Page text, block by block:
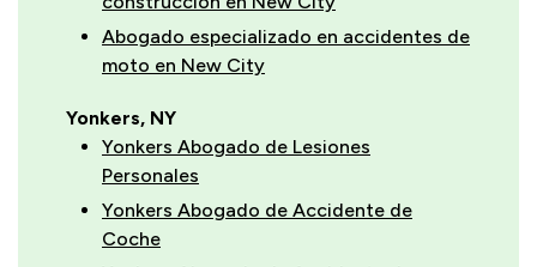
Abogado especializado en accidentes de
moto en New City
Yonkers, NY
Yonkers Abogado de Lesiones
Personales
Yonkers Abogado de Accidente de
Coche